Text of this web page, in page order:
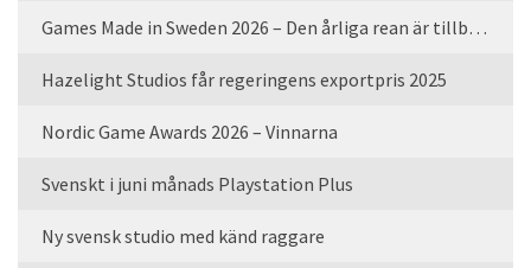
Games Made in Sweden 2026 – Den årliga rean är tillbaka
Hazelight Studios får regeringens exportpris 2025
Nordic Game Awards 2026 – Vinnarna
Svenskt i juni månads Playstation Plus
Ny svensk studio med känd raggare